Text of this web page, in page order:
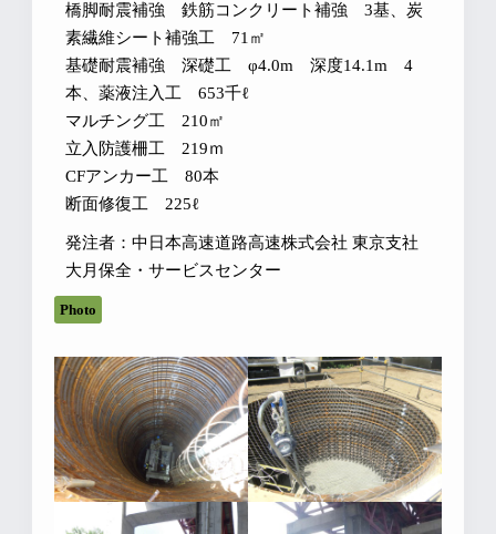
橋脚耐震補強 鉄筋コンクリート補強 3基、炭
素繊維シート補強工 71㎡
基礎耐震補強 深礎工 φ4.0m 深度14.1m 4
本、薬液注入工 653千ℓ
マルチング工 210㎡
立入防護柵工 219ｍ
CFアンカー工 80本
断面修復工 225ℓ
発注者：中日本高速道路高速株式会社 東京支社
大月保全・サービスセンター
Photo